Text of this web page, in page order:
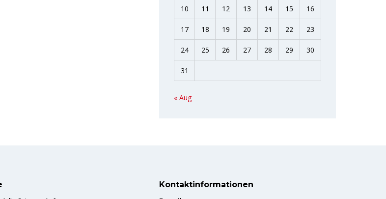
10 11 12 13 14 15 16
17 18 19 20 21 22 23
24 25 26 27 28 29 30
31
« Aug
Kontaktinformationen